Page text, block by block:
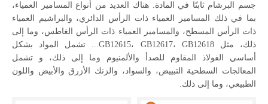
جسم البرشام ثابتًا في المادة. هناك العديد من أنواع المسامير العمياء،
بما في ذلك المسامير العمياء ذات الرأس الدائري، والبراشيم العمياء
ذات الرأس المسطح، والمسامير العمياء ذات الرأس الغاطس، وما إلى
ذلك، مثل GB12615، GB12617، GB12618... تشمل المواد بشكل
أساسي الفولاذ المقاوم للصدأ والألمنيوم وما إلى ذلك، و تشمل
المعالجات السطحية التبييض، والسواد، والزنك الأزرق والأبيض واللون
الطبيعي، وما إلى ذلك.